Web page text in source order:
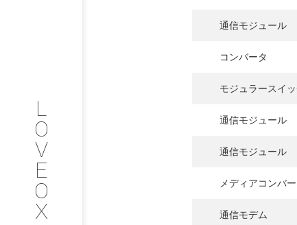
L
O
V
E
O
X
COMPANY
PROFILE
SERVICE
通信モジュール
コンバータ
モジュラースイ
通信モジュール
通信モジュール
メディアコンバ
通信モデム